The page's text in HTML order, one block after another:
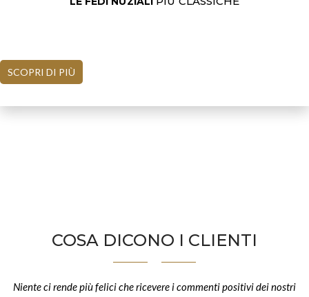
SCOPRI DI PIÙ
COSA DICONO I CLIENTI
Niente ci rende più felici che ricevere i commenti positivi dei nostri